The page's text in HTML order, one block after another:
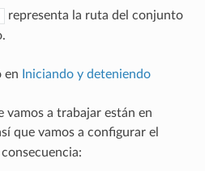
representa la ruta del conjunto
en
Iniciando y deteniendo
vamos a trabajar están en
que vamos a configurar el